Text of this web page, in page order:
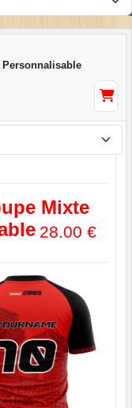
Mixte
28.00 €